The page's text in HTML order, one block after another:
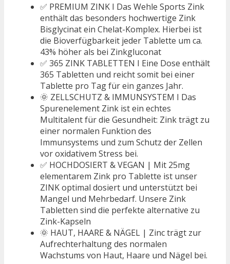
✅ PREMIUM ZINK I Das Wehle Sports Zink
enthält das besonders hochwertige Zink
Bisglycinat ein Chelat-Komplex. Hierbei ist
die Bioverfügbarkeit jeder Tablette um ca.
43% höher als bei Zinkgluconat
✅ 365 ZINK TABLETTEN I Eine Dose enthält
365 Tabletten und reicht somit bei einer
Tablette pro Tag für ein ganzes Jahr.
🌞 ZELLSCHUTZ & IMMUNSYSTEM I Das
Spurenelement Zink ist ein echtes
Multitalent für die Gesundheit: Zink trägt zu
einer normalen Funktion des
Immunsystems und zum Schutz der Zellen
vor oxidativem Stress bei.
✅ HOCHDOSIERT & VEGAN | Mit 25mg
elementarem Zink pro Tablette ist unser
ZINK optimal dosiert und unterstützt bei
Mangel und Mehrbedarf. Unsere Zink
Tabletten sind die perfekte alternative zu
Zink-Kapseln
🌞 HAUT, HAARE & NÄGEL | Zinc trägt zur
Aufrechterhaltung des normalen
Wachstums von Haut, Haare und Nägel bei.